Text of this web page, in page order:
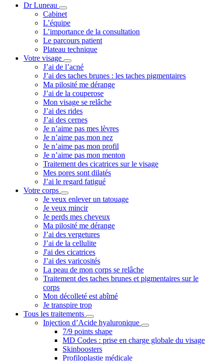
Dr Luneau
Cabinet
L’équipe
L’importance de la consultation
Le parcours patient
Plateau technique
Votre visage
J’ai de l’acné
J’ai des taches brunes : les taches pigmentaires
Ma pilosité me dérange
J’ai de la couperose
Mon visage se relâche
J’ai des rides
J’ai des cernes
Je n’aime pas mes lèvres
Je n’aime pas mon nez
Je n’aime pas mon profil
Je n’aime pas mon menton
Traitement des cicatrices sur le visage
Mes pores sont dilatés
J’ai le regard fatigué
Votre corps
Je veux enlever un tatouage
Je veux mincir
Je perds mes cheveux
Ma pilosité me dérange
J’ai des vergetures
J’ai de la cellulite
J'ai des cicatrices
J’ai des varicosités
La peau de mon corps se relâche
Traitement des taches brunes et pigmentaires sur le
corps
Mon décolleté est abîmé
Je transpire trop
Tous les traitements
Injection d’Acide hyaluronique
7/9 points shape
MD Codes : prise en charge globale du visage
Skinboosters
Profiloplastie médicale